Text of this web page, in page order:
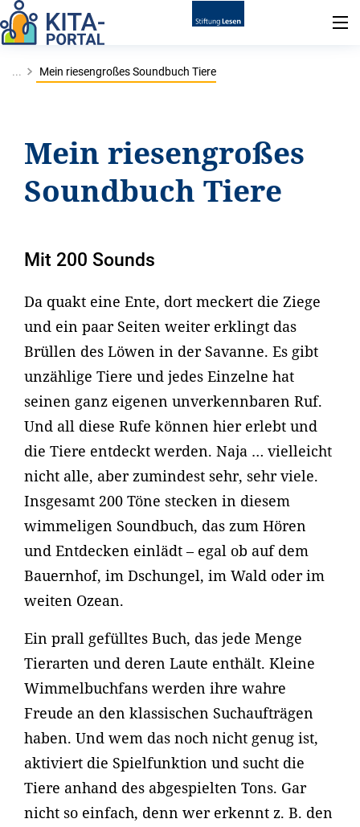
... Mein riesengroßes Soundbuch Tiere
Mein riesengroßes
Soundbuch Tiere
Mit 200 Sounds
Da quakt eine Ente, dort meckert die Ziege
und ein paar Seiten weiter erklingt das
Brüllen des Löwen in der Savanne. Es gibt
unzählige Tiere und jedes Einzelne hat
seinen ganz eigenen unverkennbaren Ruf.
Und all diese Rufe können hier erlebt und
die Tiere entdeckt werden. Naja … vielleicht
nicht alle, aber zumindest sehr, sehr viele.
Insgesamt 200 Töne stecken in diesem
wimmeligen Soundbuch, das zum Hören
und Entdecken einlädt – egal ob auf dem
Bauernhof, im Dschungel, im Wald oder im
weiten Ozean.
Ein prall gefülltes Buch, das jede Menge
Tierarten und deren Laute enthält. Kleine
Wimmelbuchfans werden ihre wahre
Freude an den klassischen Suchaufträgen
haben. Und wem das noch nicht genug ist,
aktiviert die Spielfunktion und sucht die
Tiere anhand des abgespielten Tons. Gar
nicht so einfach, denn wer erkennt z. B. den